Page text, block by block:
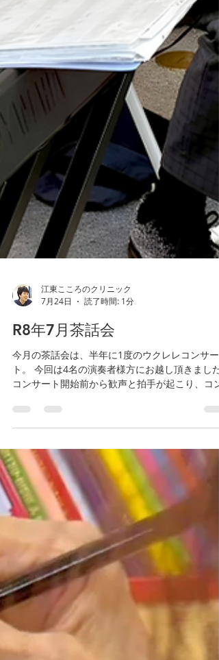
江東こころのクリニック
7月24日
読了時間: 1分
R8年7月茶話会
今月の茶話会は、半年に1度のウクレレコンサー
コンサート開始前から歓声と拍手が起こり、コン
サートの間も演奏に合わせて歌ったり、踊ったり
される方もいらっしゃいました。 中には、一緒に
踊ろうと他のご利用者様やスタッフを誘う光景も
みられました。 コンサート終了後も演奏者の皆様
と一緒におやつタイムを過ごされ、笑顔の絶えな
い時間となりました。